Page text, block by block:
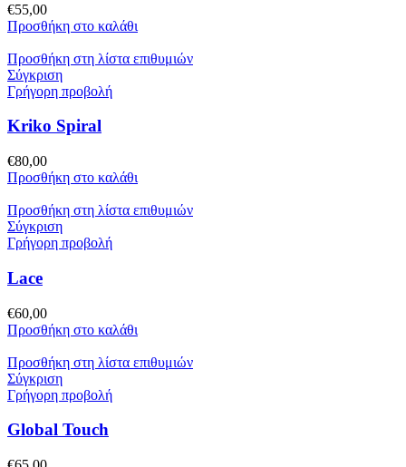
€55,00
Προσθήκη στο καλάθι
Προσθήκη στη λίστα επιθυμιών
Σύγκριση
Γρήγορη προβολή
Kriko Spiral
€80,00
Προσθήκη στο καλάθι
Προσθήκη στη λίστα επιθυμιών
Σύγκριση
Γρήγορη προβολή
Lace
€60,00
Προσθήκη στο καλάθι
Προσθήκη στη λίστα επιθυμιών
Σύγκριση
Γρήγορη προβολή
Global Touch